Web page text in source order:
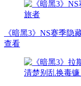
《暗黑3》NS赛季隐
查看